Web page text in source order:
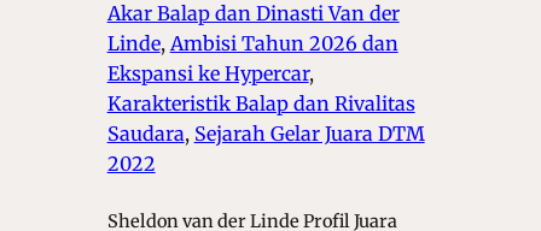
Akar Balap dan Dinasti Van der
Linde, Ambisi Tahun 2026 dan
Ekspansi ke Hypercar ,
Karakteristik Balap dan Rivalitas
Saudara, Sejarah Gelar Juara DTM
2022
Sheldon van der Linde Profil Juara